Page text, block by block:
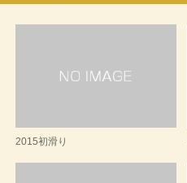
2015初滑り